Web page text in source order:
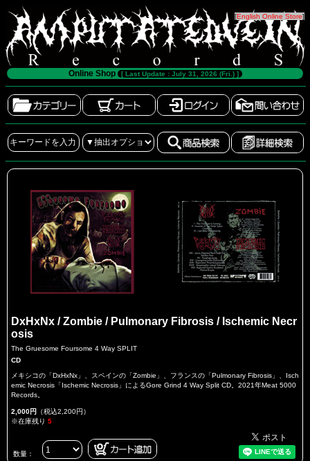
[English Online Store]
Online Shop [ Last Update : July 31, 2026 (Fri.) ]
DxHxNx / Zombie / Pulmonary Fibrosis / Ischemic Necr
osis
The Gruesome Foursome 4 Way SPLIT
CD
メキシコの「DxHxNx」、スペインの「Zombie」、フランスの「Pulmonary Fibrosis」、Isch
emic Necrosis「Ischemic Necrosis」によるGore Grind 4 Way Split CD。2021年Meat 5000
Records。
2,000円 （税込2,200円）
※在庫残り 5
数量：